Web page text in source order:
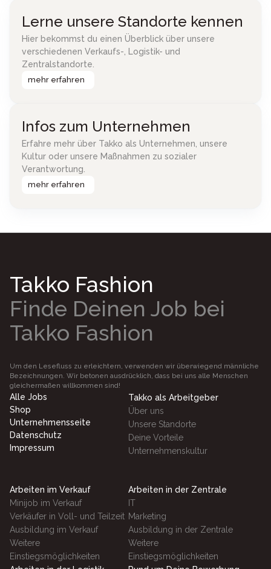
Lerne unsere Standorte kennen
Hier bekommst du einen Überblick über unsere
verschiedenen Verkaufs-, Logistik- und
Zentralstandorte.
mehr erfahren
Infos zum Unternehmen
Erfahre mehr über Takko als Unternehmen, unsere
Kultur oder unsere Maßnahmen zu sozialer
Verantwortung.
mehr erfahren
Takko Fashion
Finde Deinen Job bei
Takko Fashion
Um den Lesefluss zu erleichtern, verwenden wir überwiegend männliche
Bezeichnungen. Wir betonen ausdrücklich, dass bei uns alle Menschen
gleichermaßen willkommen sind!
Alle Jobs
Shop
Unternehmensseite
Datenschutz
Impressum
Takko als Arbeitgeber
Über uns
Unsere Standorte
Deine Vorteile
Unternehmenskultur
Arbeiten im Verkauf
Minijob im Verkauf
Verkäufer in Voll- und Teilzeit
Ausbildung im Verkauf
Weitere
Einstiegsmöglichkeiten
Arbeiten in der Zentrale
IT
Marketing
Ausbildung in der Zentrale
Weitere
Einstiegsmöglichkeiten